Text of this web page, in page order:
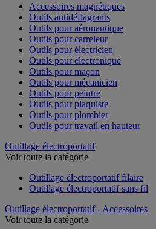
Accessoires magnétiques
Outils antidéflagrants
Outils pour aéronautique
Outils pour carreleur
Outils pour électricien
Outils pour électronique
Outils pour maçon
Outils pour mécanicien
Outils pour peintre
Outils pour plaquiste
Outils pour plombier
Outils pour travail en hauteur
Outillage électroportatif
Voir toute la catégorie
Outillage électroportatif filaire
Outillage électroportatif sans fil
Outillage électroportatif - Accessoires
Voir toute la catégorie